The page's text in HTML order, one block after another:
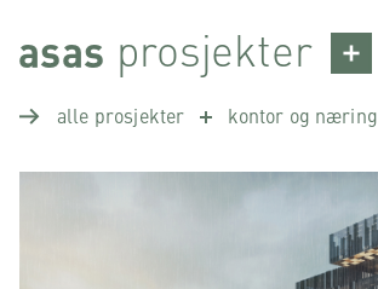
content
asas prosjekter
alle prosjekter kontor og næring